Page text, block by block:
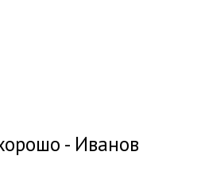
- Иванов